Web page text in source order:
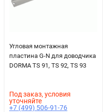
Угловая монтажная
пластина G-N для доводчика
DORMA TS 91, TS 92, TS 93
Под заказ, условия
уточняйте
+7 (499) 506-91-76